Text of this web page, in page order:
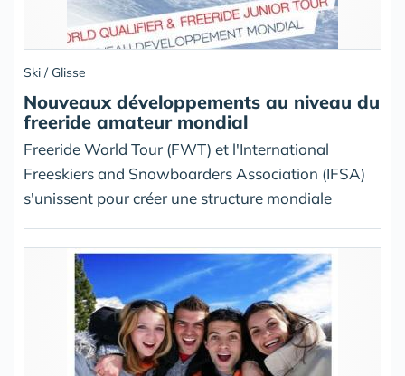
Ski / Glisse
Nouveaux développements au niveau du
freeride amateur mondial
Freeride World Tour (FWT) et l'International
Freeskiers and Snowboarders Association (IFSA)
s'unissent pour créer une structure mondiale